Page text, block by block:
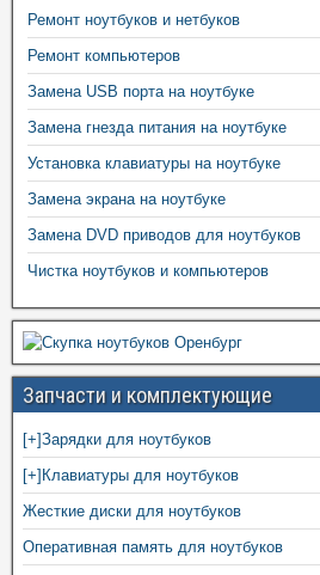
Ремонт ноутбуков и нетбуков
Ремонт компьютеров
Замена USB порта на ноутбуке
Замена гнезда питания на ноутбуке
Установка клавиатуры на ноутбуке
Замена экрана на ноутбуке
Замена DVD приводов для ноутбуков
Чистка ноутбуков и компьютеров
Запчасти и комплектующие
[+]Зарядки для ноутбуков
[+] Клавиатуры для ноутбуков
Жесткие диски для ноутбуков
Оперативная память для ноутбуков